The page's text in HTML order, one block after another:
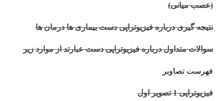
(عصب میانی)
نتیجه گیری درباره فیزیوتراپی دست بیماری ها درمان ها
سوالات متداول درباره فیزیوتراپی دست عبارتد از موارد زیر
فهرست تصاویر
فیزیوتراپی 1 تصویر اول